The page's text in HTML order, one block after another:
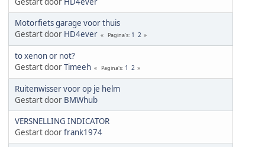
Motorfiets garage voor thuis
Gestart door HD4ever Pagina's 1 2
to xenon or not?
Gestart doorTimeeh Pagina's 1 2
Ruitenwisser voor op je helm
Gestart door BMWhub
VERSNELLING INDICATOR
Gestart doorfrank1974